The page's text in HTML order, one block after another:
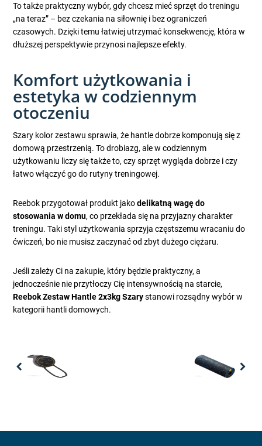
To także praktyczny wybór, gdy chcesz mieć sprzęt do treningu
„na teraz” – bez czekania na siłownię i bez ograniczeń
czasowych. Dzięki temu łatwiej utrzymać konsekwencję, która w
dłuższej perspektywie przynosi najlepsze efekty.
Komfort użytkowania i
estetyka w codziennym
otoczeniu
Szary kolor zestawu sprawia, że hantle dobrze komponują się z
domową przestrzenią. To drobiazg, ale w codziennym
użytkowaniu liczy się także to, czy sprzęt wygląda dobrze i czy
łatwo włączyć go do rutyny treningowej.
Reebok przygotował produkt jakodelikatną wagę do
stosowania w domu, co przekłada się na przyjazny charakter
treningu. Taki styl użytkowania sprzyja częstszemu wracaniu do
ćwiczeń, bo nie musisz zaczynać od zbyt dużego ciężaru.
Jeśli zależy Ci na zakupie, który będzie praktyczny, a
jednocześnie nie przytłoczy Cię intensywnością na starcie,
Reebok Zestaw Hantle 2x3kg Szarystanowi rozsądny wybór w
kategorii hantli domowych.